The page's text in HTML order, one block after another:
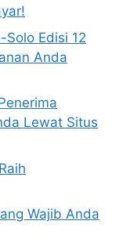
Solo Edisi 12
Anda
Lewat Situs
Wajib Anda